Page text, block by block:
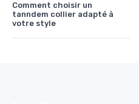
Comment choisir un
tanndem collier adapté à
votre style